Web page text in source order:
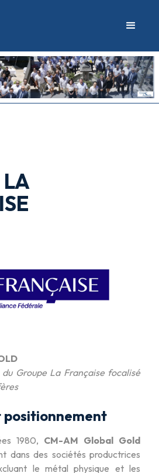
LA
Groupe La Française focalisé
positionnement
1980, CM-AM Global Gold
dans des sociétés productrices
le métal physique et les